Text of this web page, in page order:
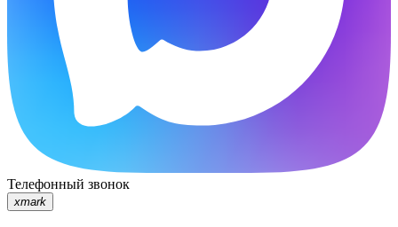
Телефонный звонок
xmark